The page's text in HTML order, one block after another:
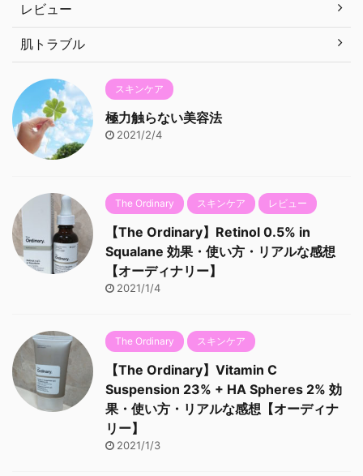
レビュー
肌トラブル
スキンケア
極力触らない美容法
2021/2/4
The Ordinary スキンケア レビュー
【The Ordinary】Retinol 0.5% in
Squalane 効果・使い方・リアルな感想
【オーディナリー】
2021/1/4
The Ordinary スキンケア
【The Ordinary】Vitamin C
Suspension 23% + HA Spheres 2% 効
果・使い方・リアルな感想【オーディナ
リー】
2021/1/3